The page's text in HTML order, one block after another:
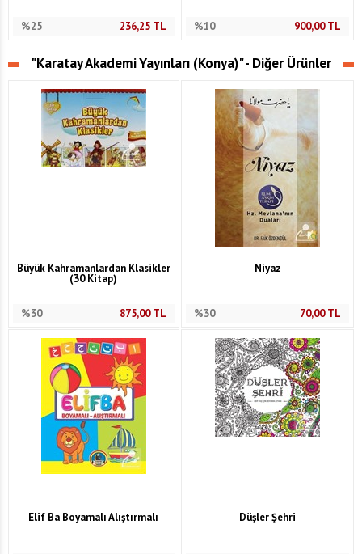
%25 236,25TL %10 900,00TL
"Karatay Akademi Yayınları (Konya)" - Diğer Ürünler
Büyük Kahramanlardan Klasikler
(30 Kitap)
%30 875,00TL
Niyaz
%30 70,00TL
Elif Ba Boyamalı Alıştırmalı Düşler Şehri